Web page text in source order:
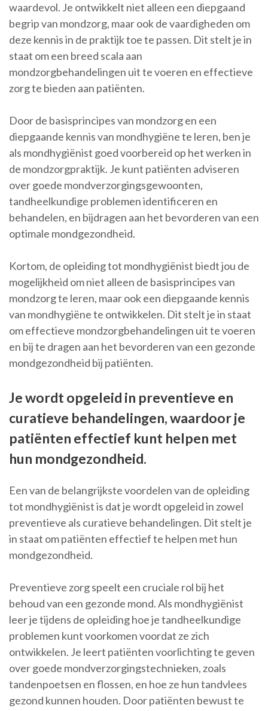
waardevol. Je ontwikkelt niet alleen een diepgaand
begrip van mondzorg, maar ook de vaardigheden om
deze kennis in de praktijk toe te passen. Dit stelt je in
staat om een breed scala aan
mondzorgbehandelingen uit te voeren en effectieve
zorg te bieden aan patiënten.
Door de basisprincipes van mondzorg en een
diepgaande kennis van mondhygiëne te leren, ben je
als mondhygiënist goed voorbereid op het werken in
de mondzorgpraktijk. Je kunt patiënten adviseren
over goede mondverzorgingsgewoonten,
tandheelkundige problemen identificeren en
behandelen, en bijdragen aan het bevorderen van een
optimale mondgezondheid.
Kortom, de opleiding tot mondhygiënist biedt jou de
mogelijkheid om niet alleen de basisprincipes van
mondzorg te leren, maar ook een diepgaande kennis
van mondhygiëne te ontwikkelen. Dit stelt je in staat
om effectieve mondzorgbehandelingen uit te voeren
en bij te dragen aan het bevorderen van een gezonde
mondgezondheid bij patiënten.
Je wordt opgeleid in preventieve en
curatieve behandelingen, waardoor je
patiënten effectief kunt helpen met
hun mondgezondheid.
Een van de belangrijkste voordelen van de opleiding
tot mondhygiënist is dat je wordt opgeleid in zowel
preventieve als curatieve behandelingen. Dit stelt je
in staat om patiënten effectief te helpen met hun
mondgezondheid.
Preventieve zorg speelt een cruciale rol bij het
behoud van een gezonde mond. Als mondhygiënist
leer je tijdens de opleiding hoe je tandheelkundige
problemen kunt voorkomen voordat ze zich
ontwikkelen. Je leert patiënten voorlichting te geven
over goede mondverzorgingstechnieken, zoals
tandenpoetsen en flossen, en hoe ze hun tandvlees
gezond kunnen houden. Door patiënten bewust te